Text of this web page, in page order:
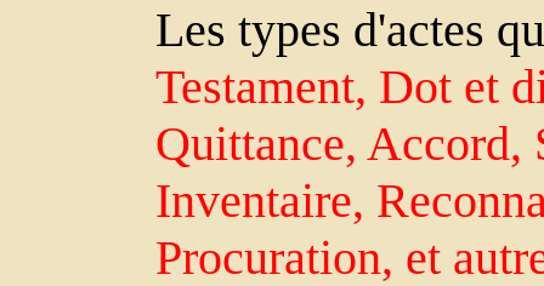
Les types d'actes
Testament, Dot et
Quittance, Accord,
Inventaire,
Procuration, et